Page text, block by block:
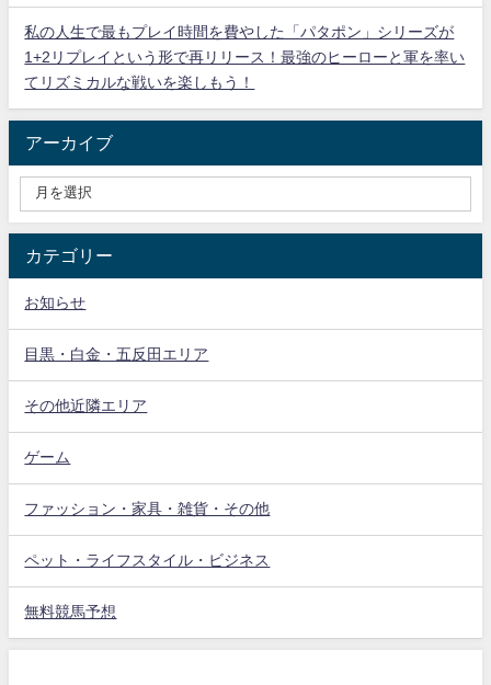
私の人生で最もプレイ時間を費やした「パタポン」シリーズが
1+2リプレイという形で再リリース！最強のヒーローと軍を率い
てリズミカルな戦いを楽しもう！
アーカイブ
カテゴリー
お知らせ
目黒・白金・五反田エリア
その他近隣エリア
ゲーム
ファッション・家具・雑貨・その他
ペット・ライフスタイル・ビジネス
無料競馬予想